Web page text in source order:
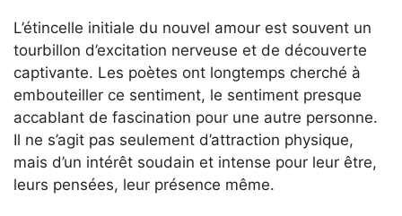
L’étincelle initiale du nouvel amour est souvent un
tourbillon d’excitation nerveuse et de découverte
captivante. Les poètes ont longtemps cherché à
embouteiller ce sentiment, le sentiment presque
accablant de fascination pour une autre personne.
Il ne s’agit pas seulement d’attraction physique,
mais d’un intérêt soudain et intense pour leur être,
leurs pensées, leur présence même.